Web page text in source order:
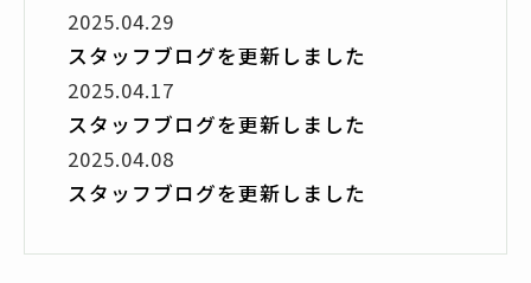
2025.04.29
スタッフブログを更新しました
2025.04.17
スタッフブログを更新しました
2025.04.08
スタッフブログを更新しました